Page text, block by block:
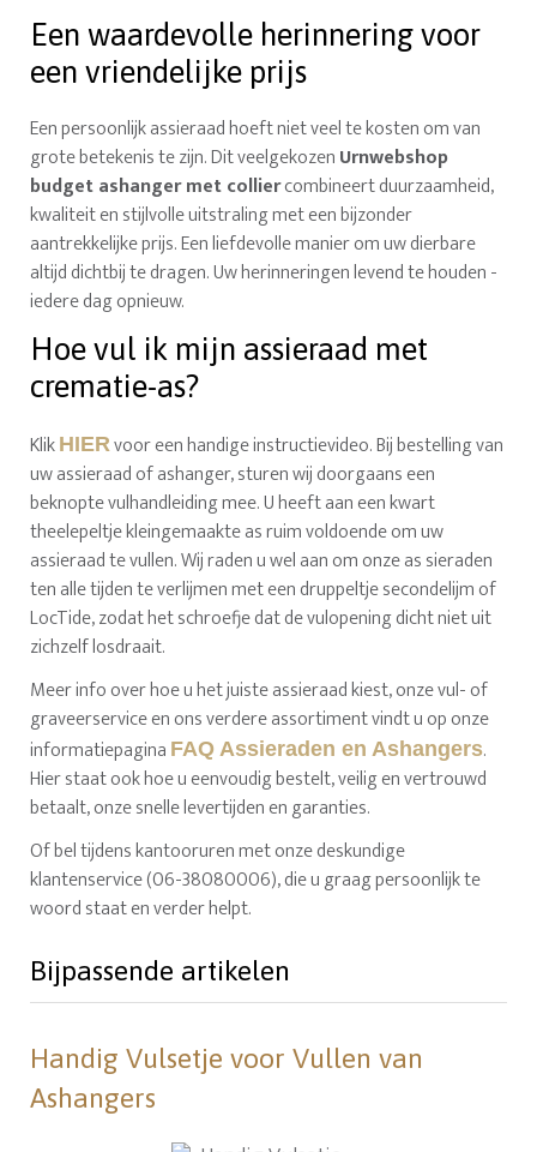
Een waardevolle herinnering voor
een vriendelijke prijs
Een persoonlijk assieraad hoeft niet veel te kosten om van
grote betekenis te zijn. Dit veelgekozenUrnwebshop
budget ashanger met colliercombineert duurzaamheid,
kwaliteit en stijlvolle uitstraling met een bijzonder
aantrekkelijke prijs. Een liefdevolle manier om uw dierbare
altijd dichtbij te dragen. Uw herinneringen levend te houden -
iedere dag opnieuw.
Hoe vul ik mijn assieraad met
crematie-as?
Klik HIERvoor een handige instructievideo. Bij bestelling van
uw assieraad of ashanger, sturen wij doorgaans een
beknopte vulhandleiding mee. U heeft aan een kwart
theelepeltje kleingemaakte as ruim voldoende om uw
assieraad te vullen. Wij raden u wel aan om onze as sieraden
ten alle tijden te verlijmen met een druppeltje secondelijm of
LocTide, zodat het schroefje dat de vulopening dicht niet uit
zichzelf losdraait.
Meer info over hoe u het juiste assieraad kiest, onze vul- of
graveerservice en ons verdere assortiment vindt u op onze
informatiepagina FAQ Assieraden en Ashangers.
Hier staat ook hoe u eenvoudig bestelt, veilig en vertrouwd
betaalt, onze snelle levertijden en garanties.
Of bel tijdens kantooruren met onze deskundige
klantenservice (06-38080006), die u graag persoonlijk te
woord staat en verder helpt.
Bijpassende artikelen
Handig Vulsetje voor Vullen van
Ashangers